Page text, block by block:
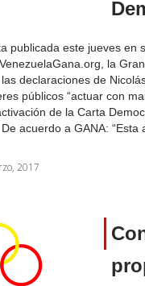
publicada este jueves en
la
declaraciones de
públicos “actuar con
de la Carta
acuerdo a GANA: “Esta
2017